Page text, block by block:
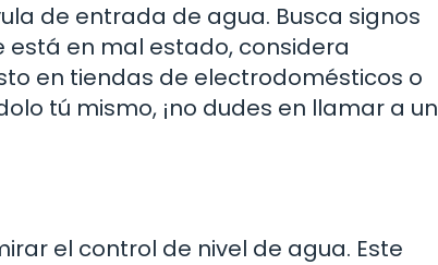
de entrada de agua. Busca signos
está en mal estado, considera
en tiendas de electrodomésticos o
tú mismo, ¡no dudes en llamar a un
el control de nivel de agua. Este